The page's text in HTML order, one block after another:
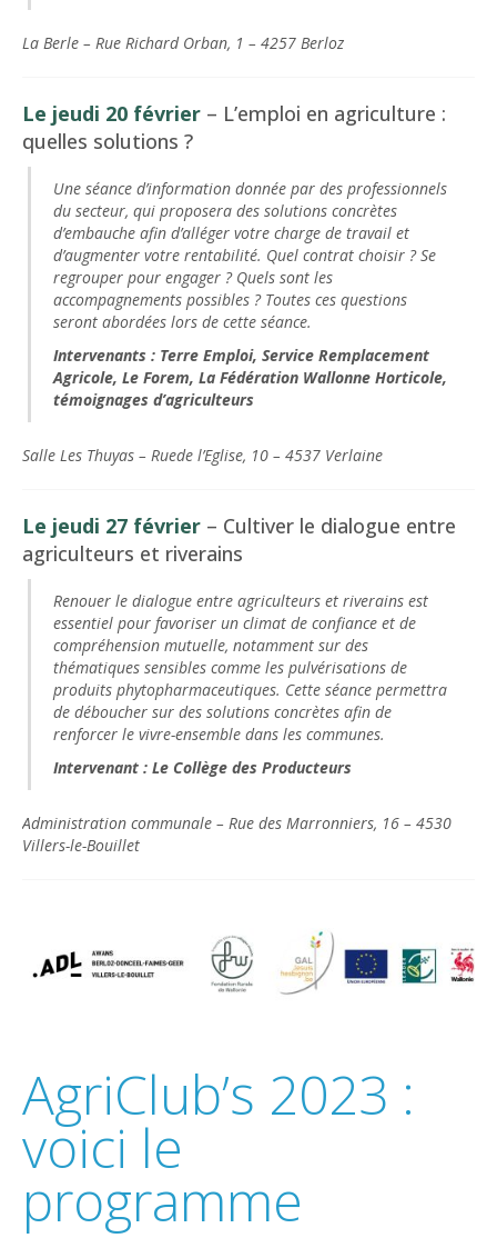
La Berle – Rue Richard Orban, 1 – 4257 Berloz
Le jeudi 20 février – L’emploi en agriculture :
quelles solutions ?
Une séance d’information donnée par des professionnels
du secteur, qui proposera des solutions concrètes
d’embauche afin d’alléger votre charge de travail et
d’augmenter votre rentabilité. Quel contrat choisir ? Se
regrouper pour engager ? Quels sont les
accompagnements possibles ? Toutes ces questions
seront abordées lors de cette séance.
Intervenants : Terre Emploi, Service Remplacement
Agricole, Le Forem, La Fédération Wallonne Horticole,
témoignages d’agriculteurs
Salle Les Thuyas – Ruede l’Eglise, 10 – 4537 Verlaine
Le jeudi 27 février – Cultiver le dialogue entre
agriculteurs et riverains
Renouer le dialogue entre agriculteurs et riverains est
essentiel pour favoriser un climat de confiance et de
compréhension mutuelle, notamment sur des
thématiques sensibles comme les pulvérisations de
produits phytopharmaceutiques. Cette séance permettra
de déboucher sur des solutions concrètes afin de
renforcer le vivre-ensemble dans les communes.
Intervenant : Le Collège des Producteurs
Administration communale – Rue des Marronniers, 16 – 4530
Villers-le-Bouillet
AgriClub’s 2023 :
voici le
programme